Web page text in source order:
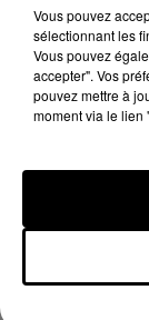
4 novembre
LES INFOS
04/11/2024
Podcasts
Vous pouvez
sélectionnant les
Vous pouvez
accepter". Vos
pouvez mettre à
moment via le lien